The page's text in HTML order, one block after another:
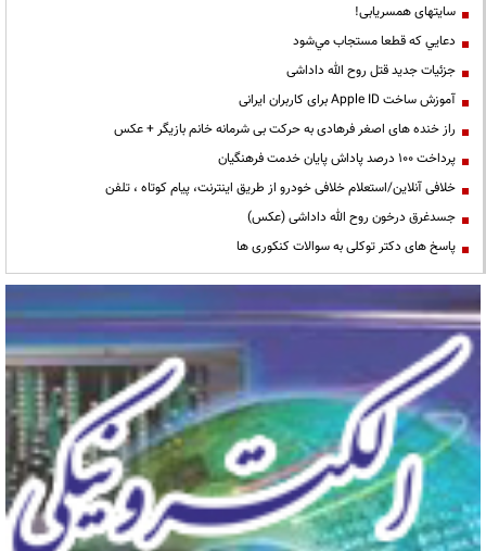
سایتهای همسریابی!
دعايي كه قطعا مستجاب مي‌شود
جزئیات جدید قتل روح الله داداشی
آموزش ساخت Apple ID برای کاربران ایرانی
راز خنده های اصغر فرهادی به حرکت بی شرمانه خانم بازیگر + عکس
پرداخت ۱۰۰ درصد پاداش پایان خدمت فرهنگیان
خلافی آنلاین/استعلام خلافی خودرو از طریق اینترنت، پیام کوتاه ، تلفن
جسدغرق درخون روح الله داداشی (عکس)
پاسخ های دکتر توکلی به سوالات کنکوری ها